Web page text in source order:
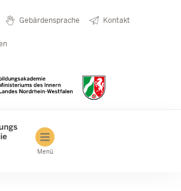
Gebärdensprache Kontakt
Main navigation
Menü